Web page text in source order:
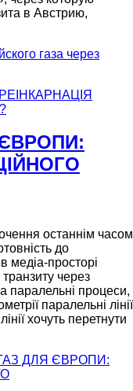
в Австрию,
газа через
останнім часом
до
медіа-просторі
через
паралельні процеси,
паралельні лінії
хочуть перетнути
ДЛЯ ЄВРОПИ: